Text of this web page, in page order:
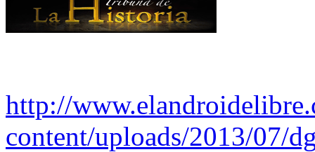
http://
content/uploads/2013/07/